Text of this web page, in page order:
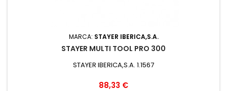
MARCA: STAYER IBERICA,S.A.
STAYER MULTI TOOL PRO 300
STAYER IBERICA,S.A. 1.1567
Precio
88,33 €